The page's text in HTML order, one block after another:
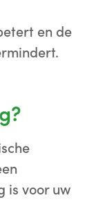
en de
is voor uw